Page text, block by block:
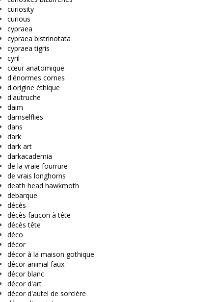
curiosity
curious
cypraea
cypraea bistrinotata
cypraea tigris
cyril
cœur anatomique
d'énormes cornes
d'origine éthique
d'autruche
daim
damselflies
dans
dark
dark art
darkacademia
de la vraie fourrure
de vrais longhorns
death head hawkmoth
debarque
décès
décès faucon à tête
décès tête
déco
décor
décor à la maison gothique
décor animal faux
décor blanc
décor d'art
décor d'autel de sorcière